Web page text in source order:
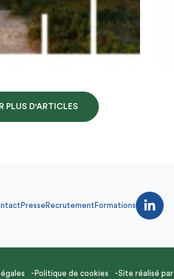
PLUS D'ARTICLES
Presse Recrutement Formations
Politique de cookies Site réalisé par